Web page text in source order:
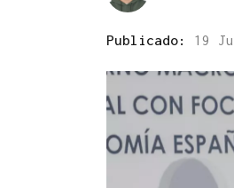
Publicado: 19